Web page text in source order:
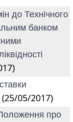
до Технічного
банком
(25/05/2017)
про